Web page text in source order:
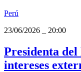
Perú
23/06/2026
20:00
Presidenta del
intereses